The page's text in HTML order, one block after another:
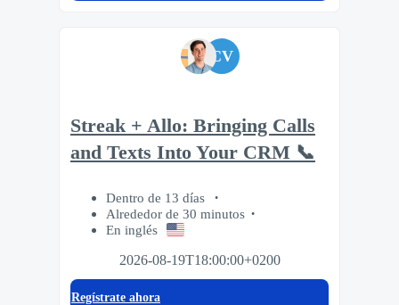
CV
Streak + Allo: Bringing Calls
and Texts Into Your CRM 📞
Dentro de 13 días
Alrededor de 30 minutos
En inglés
2026-08-19T18:00:00+0200
Regístrate ahora